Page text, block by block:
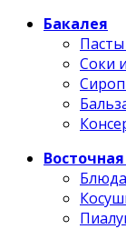
Бакалея
Соки
Блюда